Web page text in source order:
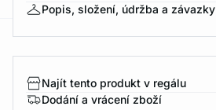
Popis, složení, údržba a závazky
Najít tento produkt v regálu
Dodání a vrácení zboží